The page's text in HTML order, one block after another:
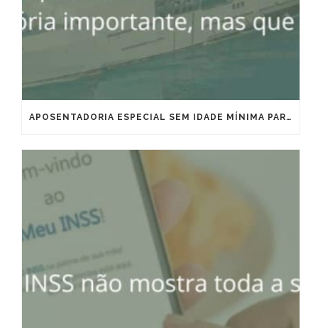
APOSENTADORIA ESPECIAL SEM IDADE MÍNIMA PARA MARÍTIMOS E OFFSHORE: VITÓRIA IMPORTANTE, MAS QUE EXIGE ESTRATÉGIA